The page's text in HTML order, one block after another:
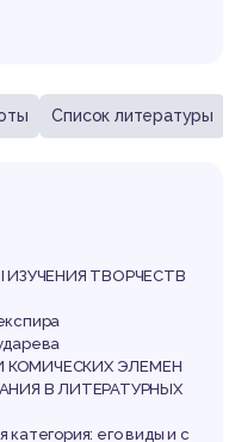
Список литературы
ТВОРЧЕСТВ
КОМИЧЕСКИХ ЭЛЕМЕН
В ЛИТЕРАТУРНЫХ
категория: его виды и с